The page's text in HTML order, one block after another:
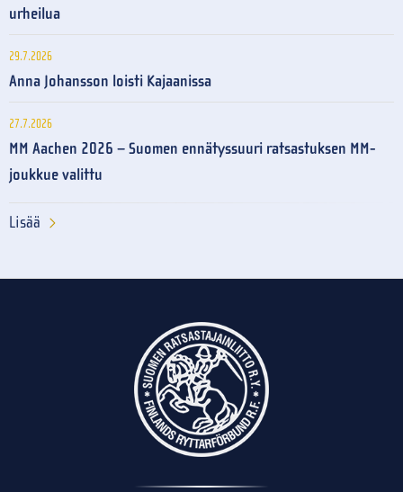
urheilua
29.7.2026
Anna Johansson loisti Kajaanissa
27.7.2026
MM Aachen 2026 – Suomen ennätyssuuri ratsastuksen MM-
joukkue valittu
Lisää